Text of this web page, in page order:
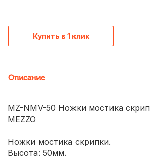
Купить в 1 клик
Описание
MZ-NMV-50 Ножки мостика
MEZZO
Ножки мостика скрипки.
Высота: 50мм.